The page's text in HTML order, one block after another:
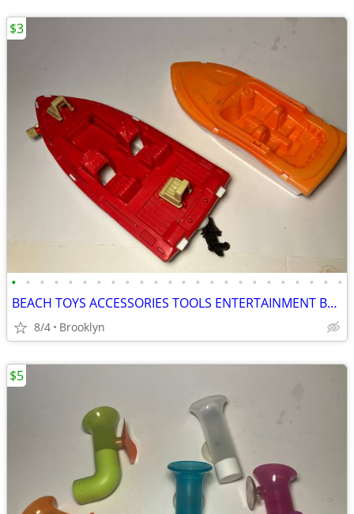
• • • • • • • • • • • • • • • • • • • • • • • •
BEACH TOYS ACCESSORIES TOOLS ENTERTAINMENT BREAKAWAY KIDS OUTDOOR FUN
8/4 Brooklyn
$3
$5